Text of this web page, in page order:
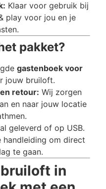
Klaar voor gebruik bij
play voor jou en je
pakket?
gastenboek voor
jouw bruiloft.
retour: Wij zorgen
en naar jouw locatie
geleverd of op USB.
handleiding om direct
te gaan.
in